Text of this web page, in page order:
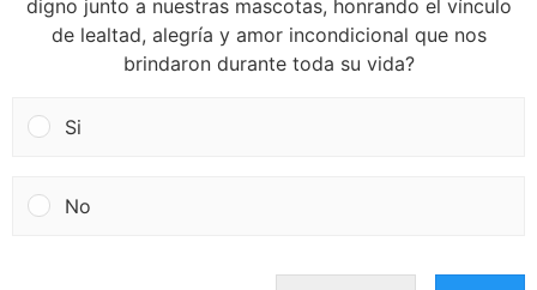
digno junto a nuestras mascotas, honrando el vínculo
de lealtad, alegría y amor incondicional que nos
brindaron durante toda su vida?
Si
No